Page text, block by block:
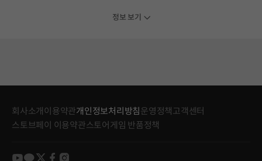
정보 보기
회사소개 이용약관개인정보처리방침 운영정책고객센터
스토브페이 이용약관스토어게임 반품정책
youtube
kakao
twitter
facebook
instagram